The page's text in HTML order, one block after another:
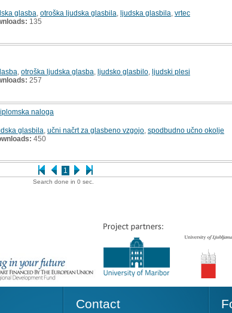
1
glasba otroška ljudska glasbila ljudska glasbila vrtec
135
otroška ljudska glasba ljudsko glasbilo ljudski plesi
257
naloga
glasbila učni načrt za glasbeno vzgojo spodbudno učno okolje
450
Search done in 0 sec.
Contact